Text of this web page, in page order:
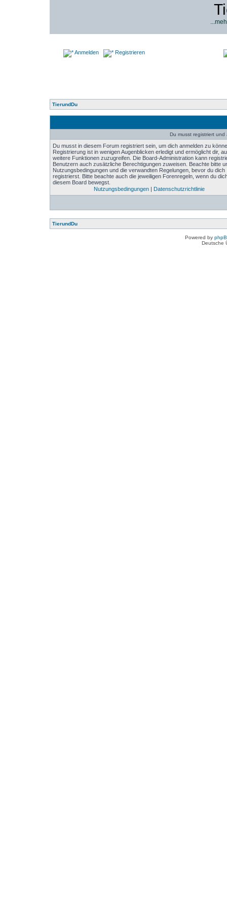
Anmelden Registrieren
TierundDu
Du musst registriert
Du musst in diesem Forum registriert sein, um dich anmelden zu
Registrierung ist in wenigen Augenblicken erledigt und ermöglicht dir,
weitere Funktionen zuzugreifen. Die Board-Administration kann
Benutzern auch zusätzliche Berechtigungen zuweisen. Beachte bitte
Nutzungsbedingungen und die verwandten Regelungen, bevor du dich
registrierst. Bitte beachte auch die jeweiligen Forenregeln, wenn du
diesem Board bewegst.
Nutzungsbedingungen| Datenschutzrichtlinie
TierundDu
Powered by
Deutsche